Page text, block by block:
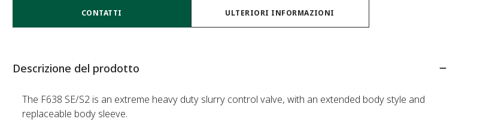
CONTATTI ULTERIORI INFORMAZIONI
Descrizione del prodotto
The F638 SE/S2 is an extreme heavy duty slurry control valve, with an extended body style and
replaceable body sleeve.